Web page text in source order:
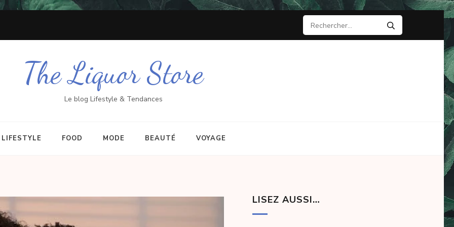
Rechercher :
The Liquor Store
Le blog Lifestyle & Tendances
LIFESTYLE FOOD MODE BEAUTÉ VOYAGE
LISEZ AUSSI…